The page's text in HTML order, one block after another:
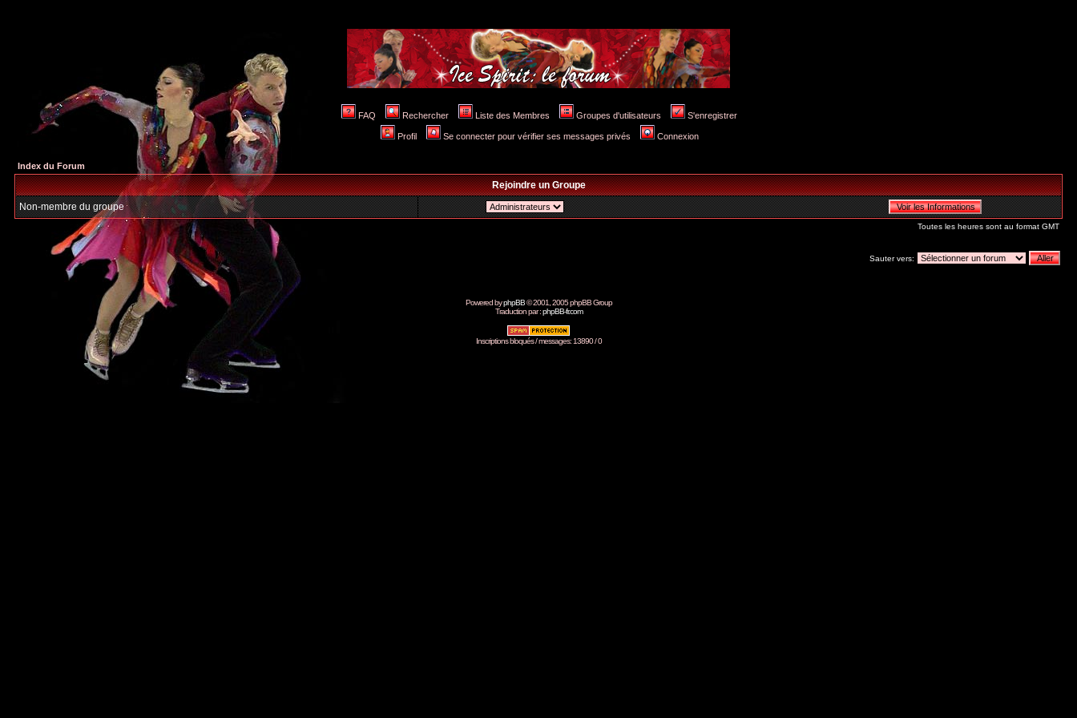
FAQ Rechercher Liste des Membres Groupes d'utilisateurs S'enregistrer
Profil Se connecter pour vérifier ses messages privés Connexion
Index du Forum
Rejoindre un Groupe
Non-membre du groupe
Toutes les heures sont au format GMT
Sauter vers:
Powered byphpBB© 2001, 2005 phpBB Group
Traduction par :phpBB-fr.com
Inscriptions bloqués / messages: 13890 / 0